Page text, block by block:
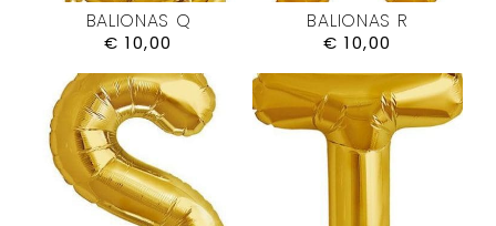
BALIONAS Q
€ 10,00
BALIONAS R
€ 10,00